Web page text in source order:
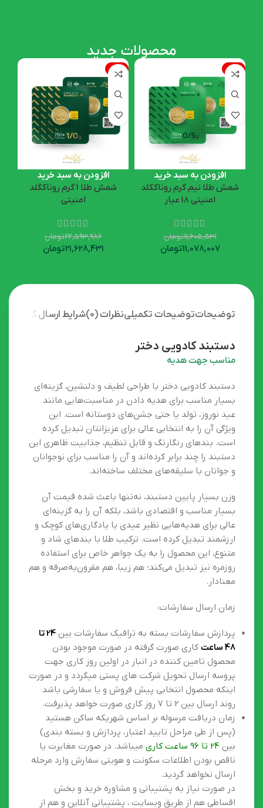
محصولات جدید
افزودن به سبد خرید
امنیتی 18 عیار
11,078,007تومان
افزودن به سبد خرید
21,628,431 تومان
توضیحاتتوضیحات تکمیلینظرات (0) شرایط ارسال کالا
مناسب جهت هدیه
دستبند کادویی دختر با طراحی لطیف و دلنشین، گزینه‌ای
بسیار مناسب برای هدیه دادن در مناسبت‌هایی مانند
عید نوروز، تولد یا حتی جشن‌های دوستانه است. این
ویژگی آن را به انتخابی عالی برای عزیزانتان تبدیل کرده
است. بندهای رنگارنگ و قابل تنظیم، جذابیت ظاهری این
و جوانان با سلیقه‌های مختلف ساخته‌اند.
وزن بسیار پایین دستبند، نه‌تنها باعث شده قیمت آن
بسیار مناسب و اقتصادی باشد، بلکه آن را به گزینه‌ای
عالی برای هدیه‌هایی نظیر عیدی یا یادگاری‌های کوچک و
ارزشمند تبدیل کرده است. ترکیب طلا با بندهای شاد و
متنوع، این محصول را به یک جواهر خاص برای استفاده
روزمره نیز تبدیل می‌کند؛ هم زیبا، هم مقرون‌به‌صرفه و هم
معنادار.
زمان ارسال سفارشات:
پردازش سفارشات بسته به ترافیک سفارشات بین
48 ساعت
کاری صورت گرفته در صورت موجود بودن
محصول تامین کننده در انبار در اولین روز کاری جهت